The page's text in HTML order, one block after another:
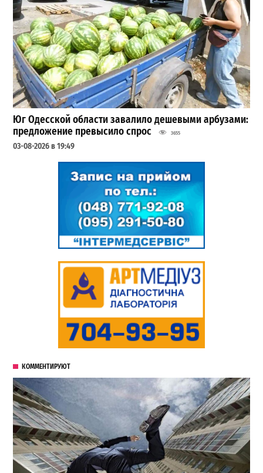
Юг Одесской области завалило дешевыми арбузами:
предложение превысило спрос
3655
03-08-2026 в 19:49
КОММЕНТИРУЮТ